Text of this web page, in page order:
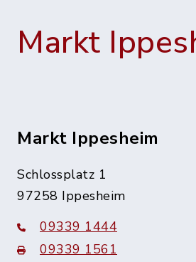
Markt
Markt Ippesheim
Schlossplatz 1
97258 Ippesheim
09339 1444
09339 1561